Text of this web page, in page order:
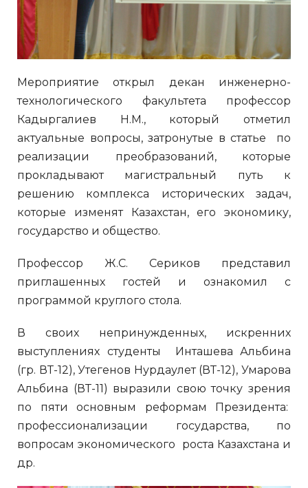
Мероприятие открыл декан инженерно-
технологического факультета профессор
Кадыргалиев Н.М., который отметил
актуальные вопросы, затронутые в статье по
реализации преобразований, которые
прокладывают магистральный путь к
решению комплекса исторических задач,
которые изменят Казахстан, его экономику,
государство и общество.
Профессор Ж.С. Сериков представил
приглашенных гостей и ознакомил с
программой круглого стола.
В своих непринужденных, искренних
выступлениях студенты Инташева Альбина
(гр. ВТ-12), Утегенов Нурдаулет (ВТ-12), Умарова
Альбина (ВТ-11) выразили свою точку зрения
по пяти основным реформам Президента:
профессионализации государства, по
вопросам экономического роста Казахстана и
др.